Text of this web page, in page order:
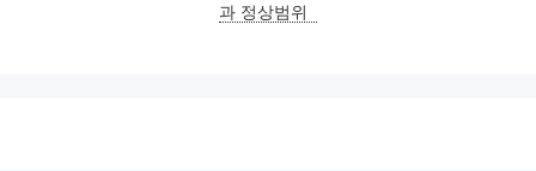
과 정상범위